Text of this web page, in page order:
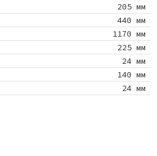
205 мм
440 мм
1170 мм
225 мм
24 мм
140 мм
24 мм